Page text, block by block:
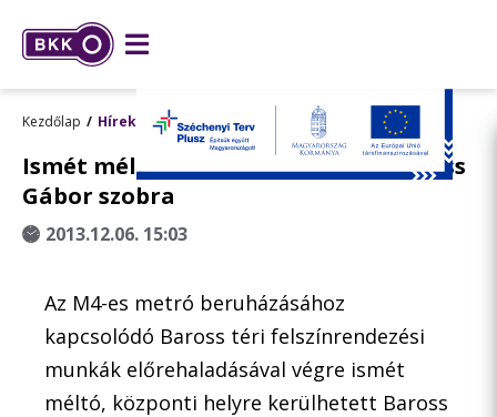
Kezdőlap Hírek
Ismét méltó helyre kerülhetett Baross
Gábor szobra
2013.12.06. 15:03
Az M4-es metró beruházásához
kapcsolódó Baross téri felszínrendezési
munkák előrehaladásával végre ismét
méltó, központi helyre kerülhetett Baross